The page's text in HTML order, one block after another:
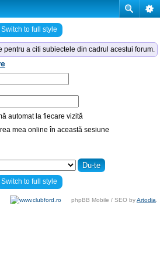
Switch to full style
pentru a citi subiectele din cadrul acestui forum.
automat la fiecare vizită
mea online în această sesiune
Switch to full style
phpBB Mobile / SEO byArtodia